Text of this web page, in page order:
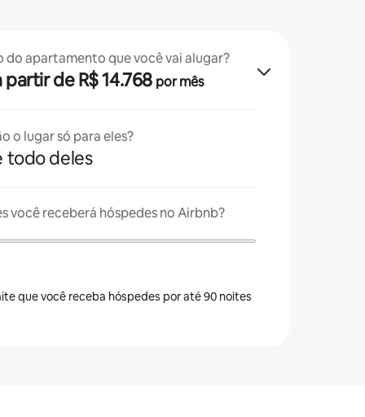
do apartamento que você vai alugar?
a partir de R$ 14.768 por mês
o lugar só para eles?
todo deles
você receberá hóspedes no Airbnb?
que você receba hóspedes por até 90 noites